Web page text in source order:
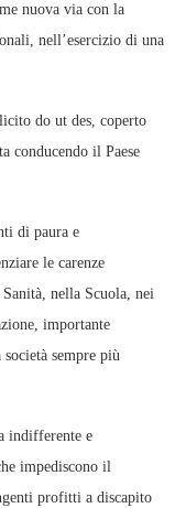
nuova via con la
nell’esercizio di una
do ut des, coperto
conducendo il Paese
di paura e
le carenze
nella Scuola, nei
importante
sempre più
indifferente e
impediscono il
profitti a discapito